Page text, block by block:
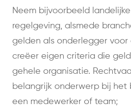
Neem bijvoorbeeld
regelgeving, alsmede
gelden als onderlegger voor
creëer eigen criteria die
gehele organisatie.
belangrijk onderwerp bij het
een medewerker of team;